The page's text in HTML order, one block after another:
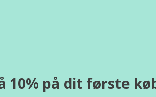
10% på dit første